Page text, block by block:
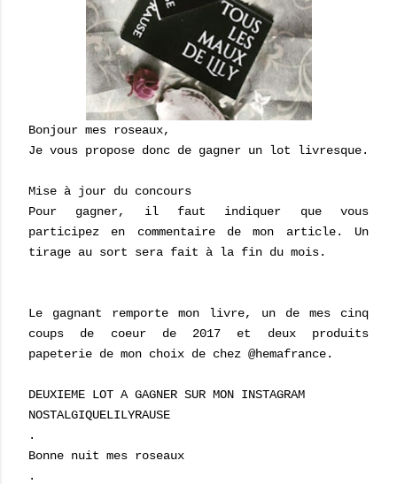
Bonjour mes roseaux,
Je vous propose donc de gagner un lot livresque.
Mise à jour du concours
Pour gagner, il faut indiquer que vous
participez en commentaire de mon article. Un
tirage au sort sera fait à la fin du mois.
Le gagnant remporte mon livre, un de mes cinq
coups de coeur de 2017 et deux produits
papeterie de mon choix de chez @hemafrance.
DEUXIEME LOT A GAGNER SUR MON INSTAGRAM
NOSTALGIQUELILYRAUSE
.
Bonne nuit mes roseaux
.